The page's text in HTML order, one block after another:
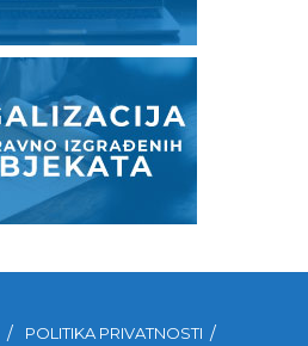
POLITIKA PRIVATNOSTI